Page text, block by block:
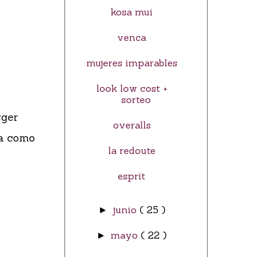
como
kosa mui
venca
mujeres imparables
look low cost +
sorteo
overalls
la redoute
esprit
► junio ( 25 )
►mayo( 22 )